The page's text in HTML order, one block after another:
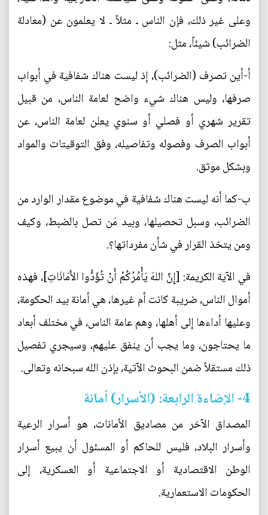
وعلى غير ذلك، فإن الناس ـ مثلاً ـ لا يعلمون عن (معادلة
الضرائب) شيئاً، مثل:
أ-أين تصرف (الضرائب)، إذ ليست هناك شفافية في أبواب
صرفها، وليس هناك شيء واضح لعامة الناس، من قبيل
تقرير شهري أو فصلي أو سنوي يعلن لعامة الناس، عن
أبواب الصرف وفصوله وتفاصيله، وفق التوقيتات والمواد
وبشكل موثق.
ب-كما أنه ليست هناك شفافية في موضوع مقدار الوارد من
الضرائب، وسبل تحصيلها، وبيد مَن تصل بالضبط، وكيف
ومن يتخذ القرار في شأن مفرداتها؟.
في الآية الكريمة: [إِنَّ اللهَ يَأْمُرُكُمْ أَنْ تُؤَدُّوا الأَمَانَاتِ]، فهذه
أموال الناس، ضريبة كانت أم غيرها، هي أمانة بيد الحكومة،
وعليها أداءها إلى أهلها، وهم عامة الناس، في مختلف أبعاد
ما يحتاجون، وما يجب أن ينفق عليهم، وسيجري تفصيل
ذلك مستقلاً ضمن البحوث الآتية، بإذن الله سبحانه وتعالى.
4- الإضاءة الرابعة: (الأسرار) أمانة
المصداق الآخر من مصاديق الأمانات، هو أسرار الرعية
وأسرار البلاد، فليس للحاكم أو المسئول أن يبيع أسرار
الوطن الاقتصادية أو الاجتماعية أو العسكرية، إلى
الحكومات الاستعمارية.